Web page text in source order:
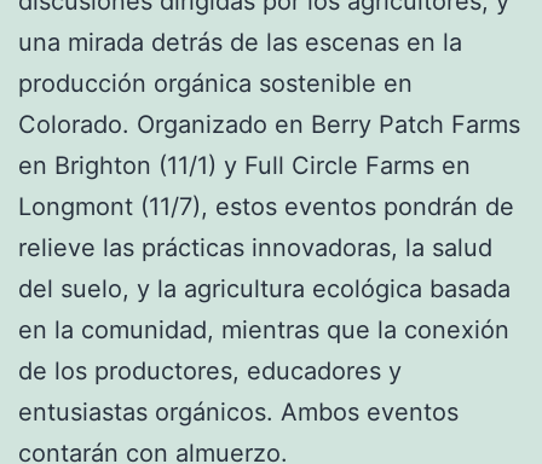
una mirada detrás de las escenas en la
producción orgánica sostenible en
Colorado. Organizado en Berry Patch Farms
en Brighton (11/1) y Full Circle Farms en
Longmont (11/7), estos eventos pondrán de
relieve las prácticas innovadoras, la salud
del suelo, y la agricultura ecológica basada
en la comunidad, mientras que la conexión
de los productores, educadores y
entusiastas orgánicos. Ambos eventos
contarán con almuerzo.